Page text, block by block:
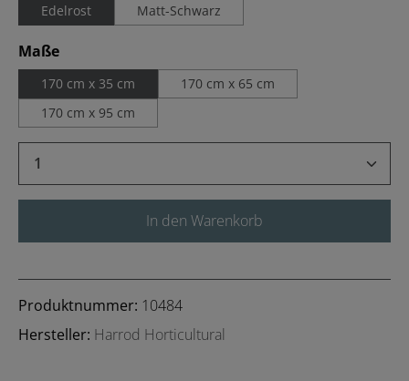
Edelrost Matt-Schwarz
Maßeauswählen
170 cm x 35 cm
170 cm x 65 cm
170 cm x 95 cm
Produkt Anzahl: Gib den gewünschten
In den Warenkorb
Produktnummer: 10484
Hersteller: Harrod Horticultural